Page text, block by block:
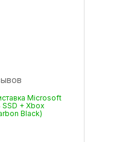
Microsoft
+ Xbox
Black)